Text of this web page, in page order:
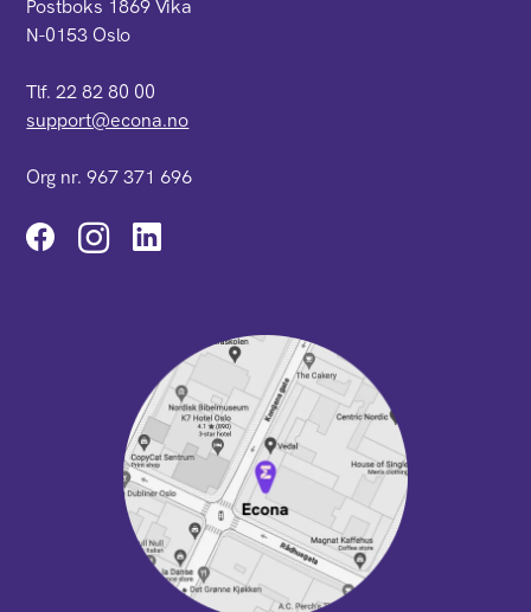
Postboks 1869 Vika
N-0153 Oslo
Tlf. 22 82 80 00
support@econa.no
Org nr. 967 371 696
Instagram